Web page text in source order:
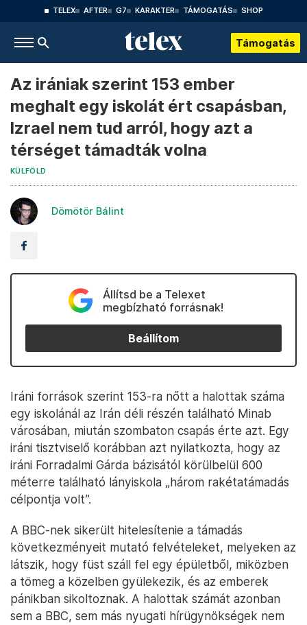
TELEX AFTER G7 KARAKTER TÁMOGATÁS SHOP
Támogatás
Az irániak szerint 153 ember
meghalt egy iskolát ért csapásban,
Izrael nem tud arról, hogy azt a
térséget támadták volna
KÜLFÖLD
Dömötör Bálint
Állítsd be a Telexet
megbízható forrásnak!
Beállítom
Iráni források szerint 153-ra nőtt a halottak száma
egy iskolánál az Irán déli részén található Minab
városában, miután szombaton csapás érte azt. Egy
iráni tisztviselő korábban azt nyilatkozta, hogy az
iráni Forradalmi Gárda bázisától körülbelül 600
méterre található lányiskola „három rakétatámadás
célpontja volt”.
A BBC-nek sikerült hitelesítenie a támadás
következményeit mutató felvételeket, melyeken az
látszik, hogy füst száll fel egy épületből, miközben
a tömeg a közelben gyülekezik, és az emberek
pánikban sikoltoznak. A halottak számát azonban
sem a BBC, sem más nyugati hírügynökségek nem